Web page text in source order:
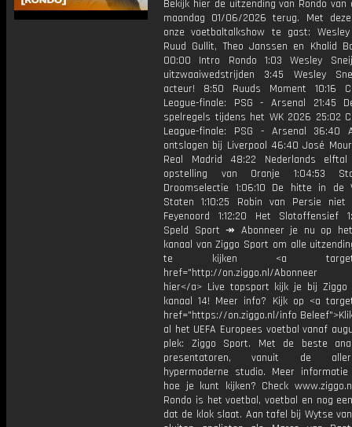
Bekijk hier de uitzending van Rondo van
maandag 01/06/2026 terug. Met
onze voetbaltalkshow te gast: Wesley
Ruud Gullit, Theo Janssen en Khalid
00:00 Intro Rondo 1:03 Wesley
uitzwaaiwedstrijden 3:45 Wesley
acteur! 8:50 Ruuds Moment 10:16
League-finale: PSG - Arsenal 21:45
spelregels tijdens het WK 2026 25:02
League-finale: PSG - Arsenal 36:40
ontslagen bij Liverpool 46:40 José
Real Madrid 48:22 Nederlands elftal
opstelling van Oranje 1:04:53
Droomselectie 1:06:10 De hitte in de
Staten 1:10:25 Robin van Persie
Feyenoord 1:12:20 Het Slotoffensief
Speld Sport ↠ Abonneer je nu op het
kanaal van Ziggo Sport om alle
te kijken <a
href="http://on.ziggo.nl/
hier</a> Live topsport kijk je bij
kanaal 14! Meer info? Kijk op <a
href="https://on.ziggo.nl/info
al het UEFA Europees voetbal vanaf
plek: Ziggo Sport. Met de beste
presentatoren, vanuit de
hypermoderne studio. Meer
hoe je kunt kijken? Check
Rondo is het voetbal, voetbal en nog
dat de klok slaat. Aan tafel bij Wytse